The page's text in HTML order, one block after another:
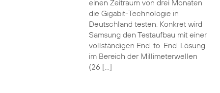
einen Zeitraum von drei Monaten
die Gigabit-Technologie in
Deutschland testen. Konkret wird
Samsung den Testaufbau mit einer
vollständigen End-to-End-Lösung
im Bereich der Millimeterwellen
(26 […]